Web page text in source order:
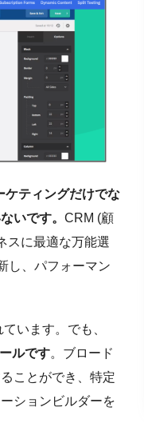
ティングだけでな
いです。 CRM (顧
スに最適な万能選
し、パフォーマン
います。でも、
ルです。ブロード
ことができ、特定
ションビルダーを